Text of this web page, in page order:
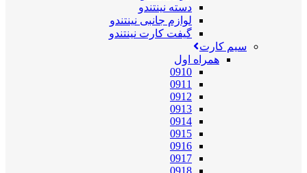
دسته نینتندو
لوازم جانبی نینتندو
گیفت کارت نینتندو
سیم کارت
همراه اول
0910
0911
0912
0913
0914
0915
0916
0917